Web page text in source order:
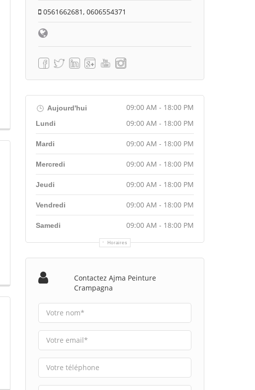
0561662681, 0606554371
Aujourd'hui 09:00 AM - 18:00 PM
Horaires
Lundi 09:00 AM - 18:00 PM
Mardi 09:00 AM - 18:00 PM
Mercredi 09:00 AM - 18:00 PM
Jeudi 09:00 AM - 18:00 PM
Vendredi 09:00 AM - 18:00 PM
Samedi 09:00 AM - 18:00 PM
Contactez Ajma Peinture
Crampagna